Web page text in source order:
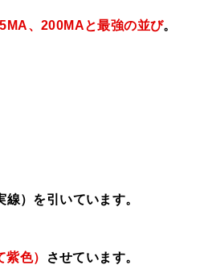
、200MAと最強の並び。
）を引いています。
色） させています。